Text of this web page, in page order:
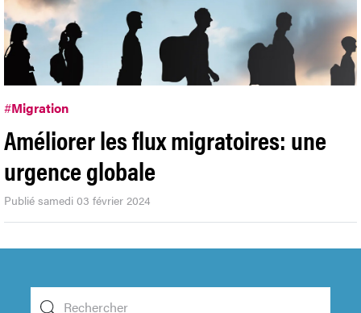
#Migration
Améliorer les flux migratoires: une
urgence globale
Publié samedi 03 février 2024